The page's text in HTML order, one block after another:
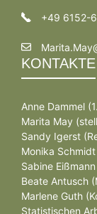
+49 6152-
KONTAKTE
Anne Dammel
Marita May
Sandy Igerst
Monika
Sabine
Beate Antusch
Marlene Guth
Statistischen